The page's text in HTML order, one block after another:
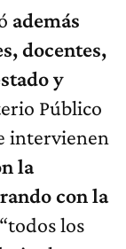
además
docentes,
y
Público
intervienen
la
con la
los